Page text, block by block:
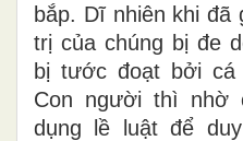
bắp. Dĩ nhiên khi đã
trị của chúng bị đe
bị tước đoạt bởi cá
Con người thì nhờ
dụng lề luật để